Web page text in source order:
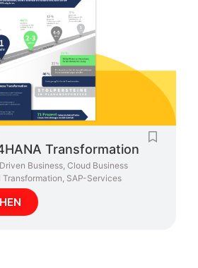
Transformation
Business,Cloud Business
Transformation, SAP-Services